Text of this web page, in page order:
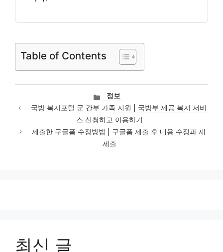
Table of Contents
카
테
고
리
정보
국방 복지포털 군 간부 가족 지원 | 국방부 제공 복지 서비
스 신청하고 이용하기
제출한 구글폼 수정방법 | 구글폼 제출 후 내용 수정과 재
제출
최신 글